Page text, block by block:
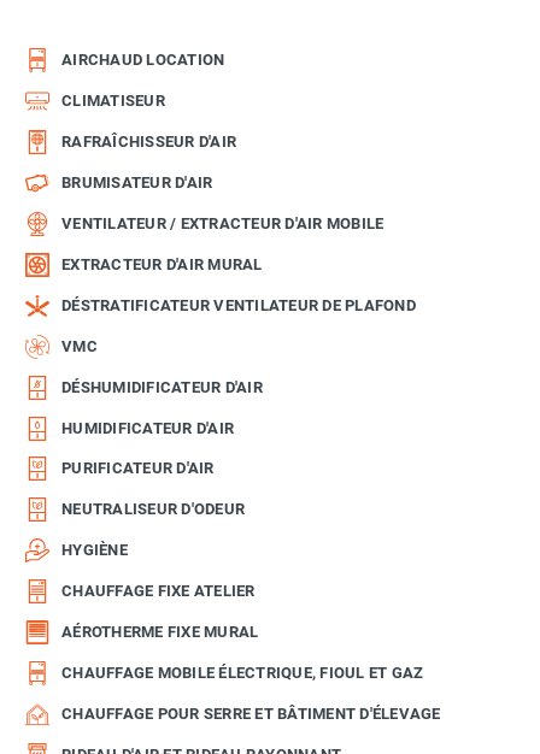
AIRCHAUD LOCATION
CLIMATISEUR
RAFRAÎCHISSEUR D'AIR
BRUMISATEUR D'AIR
VENTILATEUR / EXTRACTEUR D'AIR MOBILE
EXTRACTEUR D'AIR MURAL
DÉSTRATIFICATEUR VENTILATEUR DE PLAFOND
VMC
DÉSHUMIDIFICATEUR D'AIR
HUMIDIFICATEUR D'AIR
PURIFICATEUR D'AIR
NEUTRALISEUR D'ODEUR
HYGIÈNE
CHAUFFAGE FIXE ATELIER
AÉROTHERME FIXE MURAL
CHAUFFAGE MOBILE ÉLECTRIQUE, FIOUL ET GAZ
CHAUFFAGE POUR SERRE ET BÂTIMENT D'ÉLEVAGE